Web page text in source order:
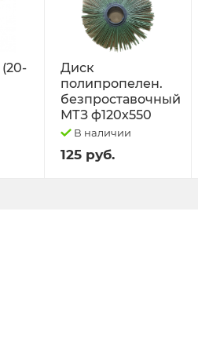
Диск
полипропелен.
безпроставочный
МТЗ ф120х550
В наличии
125 руб.